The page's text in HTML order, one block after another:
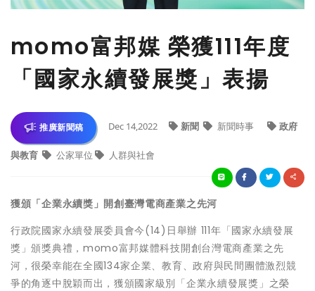
momo富邦媒 榮獲111年度
「國家永續發展獎」表揚
推廣新聞稿 Dec 14,2022 新聞 新聞時事 政府
與教育 公家單位 人群與社會
獲頒「企業永續獎」開創臺灣電商產業之先河
行政院國家永續發展委員會今(14)日舉辦 111年「國家永續發展
獎」頒獎典禮，momo富邦媒體科技開創台灣電商產業之先
河，很榮幸能在全國134家企業、教育、政府與民間團體激烈競
爭的角逐中脫穎而出，獲頒國家級別「企業永續發展獎」之榮